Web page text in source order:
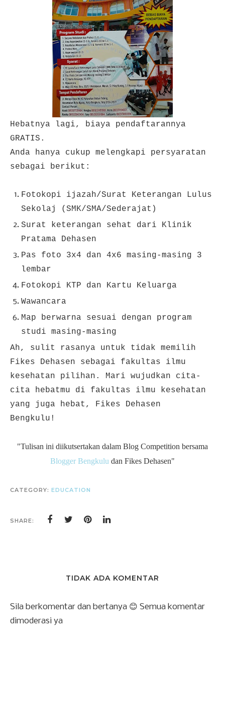
Hebatnya lagi, biaya pendaftarannya
GRATIS.
Anda hanya cukup melengkapi persyaratan
sebagai berikut:
Fotokopi ijazah/Surat Keterangan Lulus
Sekolaj (SMK/SMA/Sederajat)
Surat keterangan sehat dari Klinik
Pratama Dehasen
Pas foto 3x4 dan 4x6 masing-masing 3
lembar
Fotokopi KTP dan Kartu Keluarga
Wawancara
Map berwarna sesuai dengan program
studi masing-masing
Ah, sulit rasanya untuk tidak memilih
Fikes Dehasen sebagai fakultas ilmu
kesehatan pilihan. Mari wujudkan cita-
cita hebatmu di fakultas ilmu kesehatan
yang juga hebat, Fikes Dehasen
Bengkulu!
"Tulisan ini diikutsertakan dalam Blog Competition bersama
Blogger Bengkulu dan Fikes Dehasen"
CATEGORY: EDUCATION
SHARE:
TIDAK ADA KOMENTAR
Sila berkomentar dan bertanya 😊 Semua komentar
dimoderasi ya